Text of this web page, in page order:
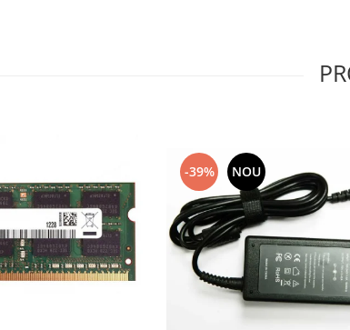
-39% NOU